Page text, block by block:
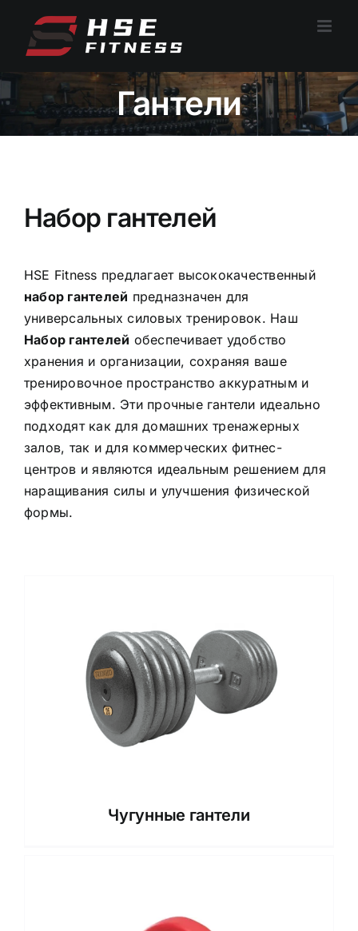
содержанию
Гантели
Набор гантелей
HSE Fitness предлагает высококачественный
набор гантелей предназначен для
универсальных силовых тренировок. Наш
Набор гантелей обеспечивает удобство
хранения и организации, сохраняя ваше
тренировочное пространство аккуратным и
эффективным. Эти прочные гантели идеально
подходят как для домашних тренажерных
залов, так и для коммерческих фитнес-
центров и являются идеальным решением для
наращивания силы и улучшения физической
формы.
Чугунные гантели